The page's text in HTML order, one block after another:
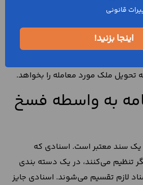
پس از امضای قولنامه از تحویل ملک
خودداری کند. در این حالت، مشتری
تحویل ملک مورد معامله را بخواهد.
به واسطه فسخ
سند معتبر است. اسنادی که
تنظیم می‌کنند، در یک دسته بندی
لازم تقسیم می‌شوند. اسنادی جایز
اینجا بزنید!